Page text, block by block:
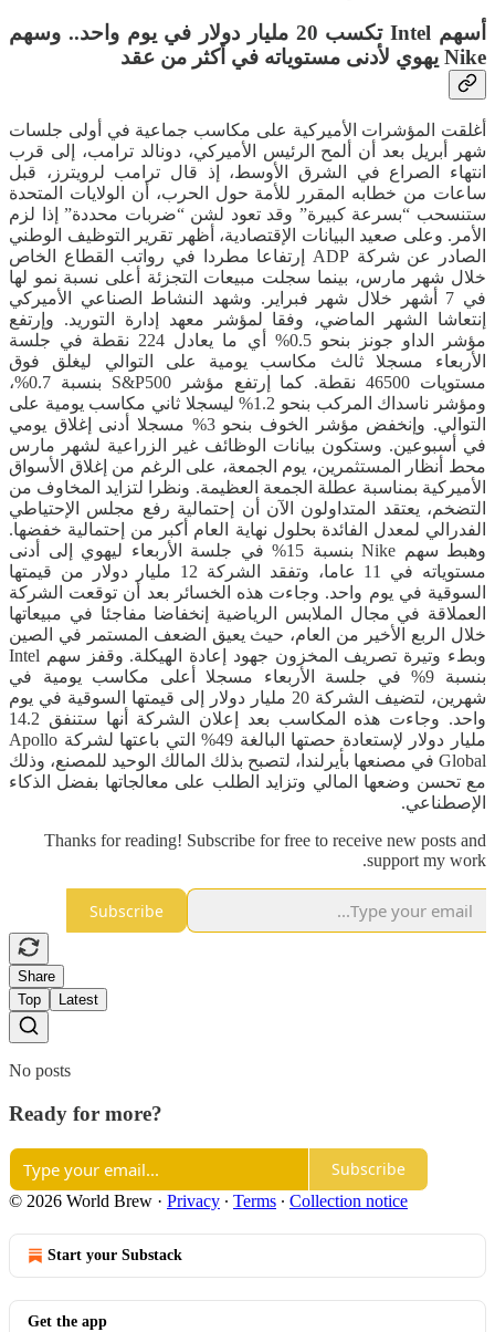
أسهم Intel تكسب 20 مليار دولار في يوم واحد.. وسهم
Nike يهوي لأدنى مستوياته في أكثر من عقد
أغلقت المؤشرات الأميركية على مكاسب جماعية في أولى جلسات
شهر أبريل بعد أن ألمح الرئيس الأميركي، دونالد ترامب، إلى قرب
انتهاء الصراع في الشرق الأوسط، إذ قال ترامب لرويترز، قبل
ساعات من خطابه المقرر للأمة حول الحرب، أن الولايات المتحدة
ستنسحب “بسرعة كبيرة” وقد تعود لشن “ضربات محددة” إذا لزم
الأمر. وعلى صعيد البيانات الإقتصادية، أظهر تقرير التوظيف الوطني
الصادر عن شركة ADP إرتفاعا مطردا في رواتب القطاع الخاص
خلال شهر مارس، بينما سجلت مبيعات التجزئة أعلى نسبة نمو لها
في 7 أشهر خلال شهر فبراير. وشهد النشاط الصناعي الأميركي
إنتعاشا الشهر الماضي، وفقا لمؤشر معهد إدارة التوريد. وإرتفع
مؤشر الداو جونز بنحو 0.5% أي ما يعادل 224 نقطة في جلسة
الأربعاء مسجلا ثالث مكاسب يومية على التوالي ليغلق فوق
مستويات 46500 نقطة. كما إرتفع مؤشر S&P500 بنسبة 0.7%،
ومؤشر ناسداك المركب بنحو 1.2% ليسجلا ثاني مكاسب يومية على
التوالي. وإنخفض مؤشر الخوف بنحو 3% مسجلا أدنى إغلاق يومي
في أسبوعين. وستكون بيانات الوظائف غير الزراعية لشهر مارس
محط أنظار المستثمرين، يوم الجمعة، على الرغم من إغلاق الأسواق
الأميركية بمناسبة عطلة الجمعة العظيمة. ونظرا لتزايد المخاوف من
التضخم، يعتقد المتداولون الآن أن إحتمالية رفع مجلس الإحتياطي
الفدرالي لمعدل الفائدة بحلول نهاية العام أكبر من إحتمالية خفضها.
وهبط سهم Nike بنسبة 15% في جلسة الأربعاء ليهوي إلى أدنى
مستوياته في 11 عاما، وتفقد الشركة 12 مليار دولار من قيمتها
السوقية في يوم واحد. وجاءت هذه الخسائر بعد أن توقعت الشركة
العملاقة في مجال الملابس الرياضية إنخفاضا مفاجئا في مبيعاتها
خلال الربع الأخير من العام، حيث يعيق الضعف المستمر في الصين
وبطء وتيرة تصريف المخزون جهود إعادة الهيكلة. وقفز سهم Intel
بنسبة 9% في جلسة الأربعاء مسجلا أعلى مكاسب يومية في
شهرين، لتضيف الشركة 20 مليار دولار إلى قيمتها السوقية في يوم
واحد. وجاءت هذه المكاسب بعد إعلان الشركة أنها ستنفق 14.2
مليار دولار لإستعادة حصتها البالغة 49% التي باعتها لشركة Apollo
Global في مصنعها بأيرلندا، لتصبح بذلك المالك الوحيد للمصنع، وذلك
مع تحسن وضعها المالي وتزايد الطلب على معالجاتها بفضل الذكاء
الإصطناعي.
Thanks for reading! Subscribe for free to receive new posts and
support my work.
Subscribe
Share
Top
Latest
No posts
Ready for more?
Subscribe
© 2026 World Brew · Privacy ∙ Terms ∙ Collection notice
Start your Substack
Get the app